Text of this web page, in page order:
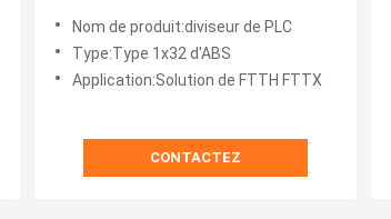
PLC de fibre du mode A132 unitaire
Nom de produit:diviseur de PLC
Type:Type 1x32 d'ABS
Application:Solution de FTTH FTTX
CONTACTEZ